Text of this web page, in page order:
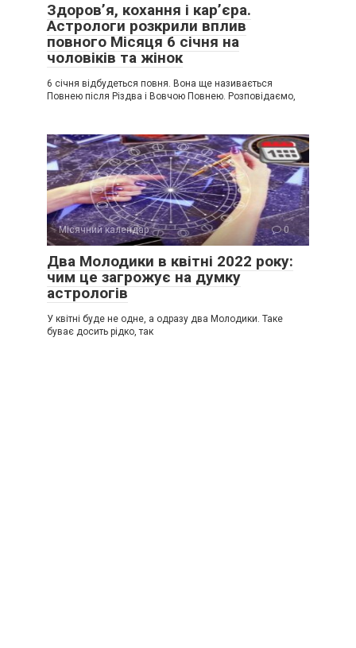
Здоров’я, кохання і кар’єра.
Астрологи розкрили вплив
повного Місяця 6 січня на
чоловіків та жінок
6 січня відбудеться повня. Вона ще називається
Повнею після Різдва і Вовчою Повнею. Розповідаємо,
Місячний календар 0
Два Молодики в квітні 2022 року:
чим це загрожує на думку
астрологів
У квітні буде не одне, а одразу два Молодики. Таке
буває досить рідко, так